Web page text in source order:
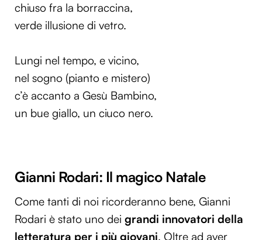
chiuso fra la borraccina,
verde illusione di vetro.
Lungi nel tempo, e vicino,
nel sogno (pianto e mistero)
c’è accanto a Gesù Bambino,
un bue giallo, un ciuco nero.
Gianni Rodari: Il magico Natale
Come tanti di noi ricorderanno bene, Gianni
Rodari è stato uno dei grandi innovatori della
letteratura per i più giovani. Oltre ad aver